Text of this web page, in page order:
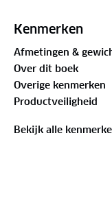
hoogtepunten en
symbolen gebruikt.
Kenmerken
Afmetingen &
Over dit boek
Overige kenmerken
Productveiligheid
Bekijk alle